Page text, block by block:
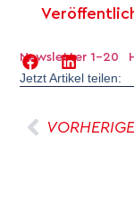
Newsletter 1-20
Jetzt Artikel teilen: